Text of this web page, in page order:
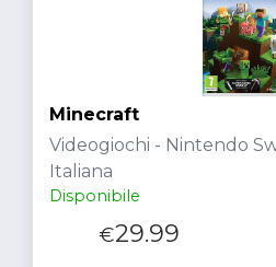
Minecraft
Videogiochi - Nintendo
Italiana
Disponibile
€29.99